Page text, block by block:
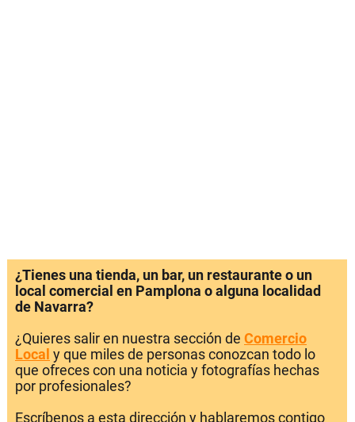
¿Tienes una tienda, un bar, un restaurante o un
local comercial en Pamplona o alguna localidad
de Navarra?
¿Quieres salir en nuestra sección de Comercio
Local y que miles de personas conozcan todo lo
que ofreces con una noticia y fotografías hechas
por profesionales?
Escríbenos a esta dirección y hablaremos contigo